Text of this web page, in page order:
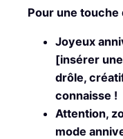
Pour une touche
Joyeux
[insérer
drôle,
connaisse !
Attention,
mode